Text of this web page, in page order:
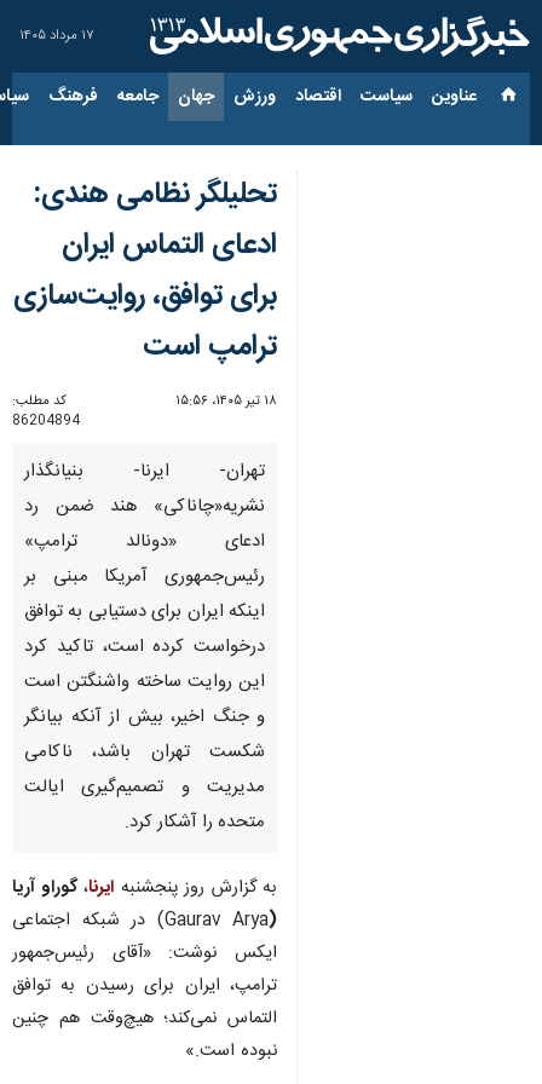
۱۷ مرداد ۱۴۰۵
عناوین‌ سیاست اقتصاد ورزش جهان جامعه فرهنگ
تحلیلگر نظامی هندی:
ادعای التماس ایران
برای توافق، روایت‌سازی
ترامپ است
۱۸ تیر ۱۴۰۵، ۱۵:۵۶
کد مطلب:
86204894
تهران- ایرنا- بنیانگذار
نشریه«چاناکی» هند ضمن رد
ادعای «دونالد ترامپ»
رئیس‌جمهوری آمریکا مبنی بر
اینکه ایران برای دستیابی به توافق
درخواست کرده است، تاکید کرد
این روایت ساخته واشنگتن است
و جنگ اخیر، بیش از آنکه بیانگر
شکست تهران باشد، ناکامی
مدیریت و تصمیم‌گیری ایالت
متحده را آشکار کرد.
به گزارش روز پنجشنبه ایرنا،گوراو آریا
(
Gaurav Arya) در شبکه اجتماعی
ایکس نوشت: «آقای رئیس‌جمهور
ترامپ، ایران برای رسیدن به توافق
التماس نمی‌کند؛ هیچ‌وقت هم چنین
نبوده است.»